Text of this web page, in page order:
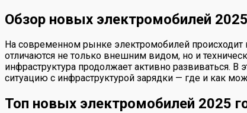
Обзор новых электромобилей
На современном рынке электромобилей
отличаются не только внешним видом, но и
инфраструктура продолжает активно развиваться.
ситуацию с инфраструктурой зарядки — где и как
Топ новых электромобилей 2025